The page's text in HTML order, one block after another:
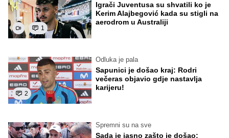
1
Igrači Juventusa su shvatili ko je
Kerim Alajbegović kada su stigli na
aerodrom u Australiji
2
Odluka je pala
Sapunici je došao kraj: Rodri
večeras objavio gdje nastavlja
karijeru!
Spremni su na sve
Sada je jasno zašto je došao: